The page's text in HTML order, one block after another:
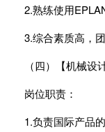
2.熟练使用
3.综合素质高，
（四）【机械
岗位职责：
1.负责国际产品